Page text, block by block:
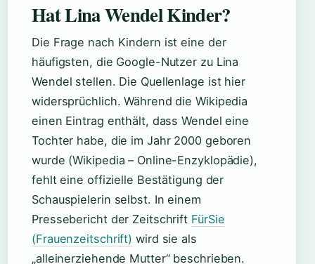
Hat Lina Wendel Kinder?
Die Frage nach Kindern ist eine der
häufigsten, die Google-Nutzer zu Lina
Wendel stellen. Die Quellenlage ist hier
widersprüchlich. Während die Wikipedia
einen Eintrag enthält, dass Wendel eine
Tochter habe, die im Jahr 2000 geboren
wurde (Wikipedia – Online-Enzyklopädie),
fehlt eine offizielle Bestätigung der
Schauspielerin selbst. In einem
Pressebericht der Zeitschrift FürSie
(Frauenzeitschrift) wird sie als
„alleinerziehende Mutter“ beschrieben.